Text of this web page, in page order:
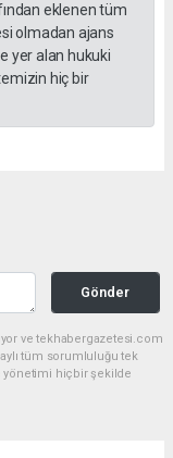
eklenen tüm
olmadan ajans
yer alan hukuki
hiç bir
Gönder
ve tekhabergazetesi.com
tüm sorumluluğu tek
yönetimi hiçbir şekilde